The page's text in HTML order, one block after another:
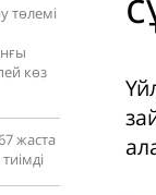
төлемі
көз
жаста